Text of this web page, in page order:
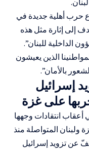
حرب أهلية جديدة في
إلى إثارة مثل هذه
الداخلية للبنان”.
الذين يعيشون
بالأمان”.
إسرائيل
على غزة
أعقاب انتقادات وجهها
المتواصلة منذ
عن تزويد إسرائيل